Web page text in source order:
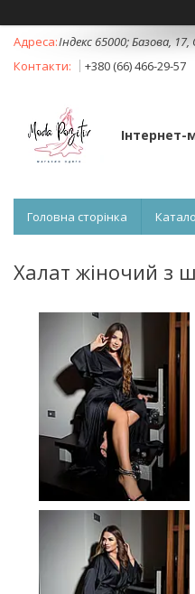
Індекс 65000; Базова, 17,
+380 (66) 466-29-57
Головна сторінка
Халат жіночий з